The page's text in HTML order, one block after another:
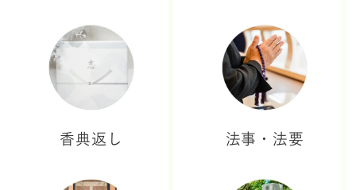
香典返し 法事・法要